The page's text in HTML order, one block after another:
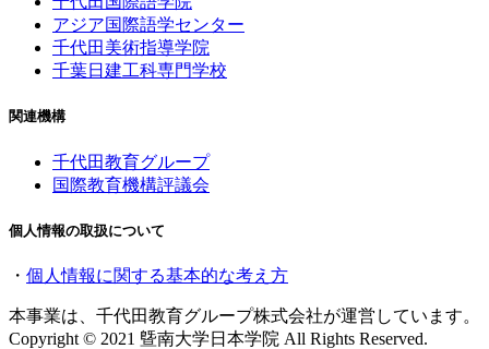
アジア国際語学センター
千代田美術指導学院
千葉日建工科専門学校
関連機構
千代田教育グループ
国際教育機構評議会
個人情報の取扱について
・ 個人情報に関する基本的な考え方
本事業は、千代田教育グループ株式会社が運営しています。
Copyright © 2021 曁南大学日本学院 All Rights Reserved.